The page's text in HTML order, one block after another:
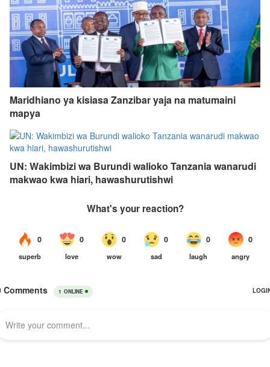
Maridhiano ya kisiasa Zanzibar yaja na matumaini
mapya
UN: Wakimbizi wa Burundi walioko Tanzania wanarudi
makwao kwa hiari, hawashurutishwi